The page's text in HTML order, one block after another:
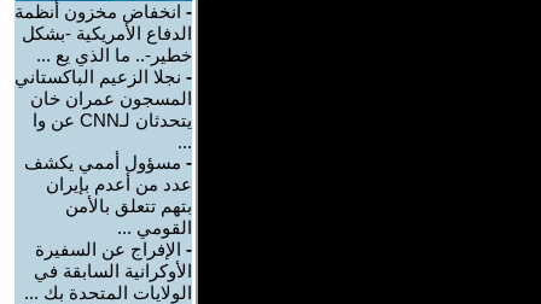
- انخفاض مخزون أنظمة
الدفاع الأمريكية -بشكل
خطير-.. ما الذي يع ...
- نجلا الزعيم الباكستاني
المسجون عمران خان
يتحدثان لـCNN عن وا
...
- مسؤول أممي يكشف
عدد من أعدم بإيران
بتهم تتعلق بالأمن
القومي ...
- الإفراج عن السفيرة
الأوكرانية السابقة في
الولايات المتحدة بك ...